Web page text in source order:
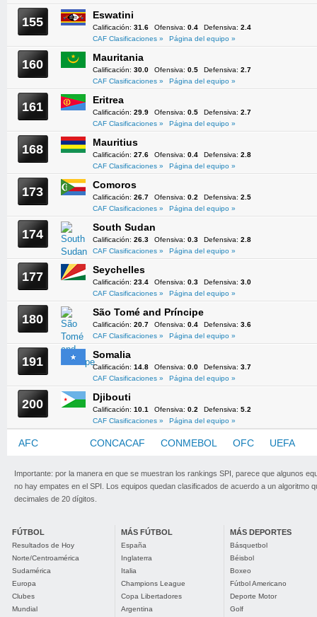
155 Eswatini
Calificación: 31.6 Ofensiva: 0.4 Defensiva: 2.4
CAF Clasificaciones »
Página del equipo »
160 Mauritania
Calificación: 30.0 Ofensiva: 0.5 Defensiva: 2.7
CAF Clasificaciones »
Página del equipo »
161 Eritrea
Calificación: 29.9 Ofensiva: 0.5 Defensiva: 2.7
CAF Clasificaciones »
Página del equipo »
168 Mauritius
Calificación: 27.6 Ofensiva: 0.4 Defensiva: 2.8
CAF Clasificaciones »
Página del equipo »
173 Comoros
Calificación: 26.7 Ofensiva: 0.2 Defensiva: 2.5
CAF Clasificaciones »
Página del equipo »
174 South Sudan
Calificación: 26.3 Ofensiva: 0.3 Defensiva: 2.8
CAF Clasificaciones »
Página del equipo »
177 Seychelles
Calificación: 23.4 Ofensiva: 0.3 Defensiva: 3.0
CAF Clasificaciones »
Página del equipo »
180 São Tomé and Príncipe
Calificación: 20.7 Ofensiva: 0.4 Defensiva: 3.6
CAF Clasificaciones »
Página del equipo »
191 Somalia
Calificación: 14.8 Ofensiva: 0.0 Defensiva: 3.7
CAF Clasificaciones »
Página del equipo »
200 Djibouti
Calificación: 10.1 Ofensiva: 0.2 Defensiva: 5.2
CAF Clasificaciones »
Página del equipo »
AFC CONCACAF CONMEBOL OFC UEFA
Importante: por la manera en que se muestran los rankings SPI, parece que algunos
no hay empates en el SPI. Los equipos quedan clasificados de acuerdo a un algoritmo
decimales de 20 dígitos.
FÚTBOL
Resultados de Hoy
Norte/Centroamérica
Sudamérica
Europa
Clubes
Mundial
MÁS FÚTBOL
España
Inglaterra
Italia
Champions League
Copa Libertadores
Argentina
MÁS DEPORTES
Básquetbol
Béisbol
Boxeo
Fútbol Americano
Deporte Motor
Golf